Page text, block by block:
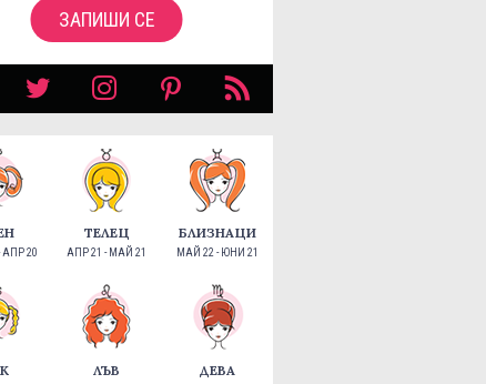
ЗАПИШИ СЕ
АПР 20
ТЕЛЕЦ
АПР 21 - МАЙ 21
БЛИЗНАЦИ
МАЙ 22 - ЮНИ 21
ЛЪВ ДЕВА